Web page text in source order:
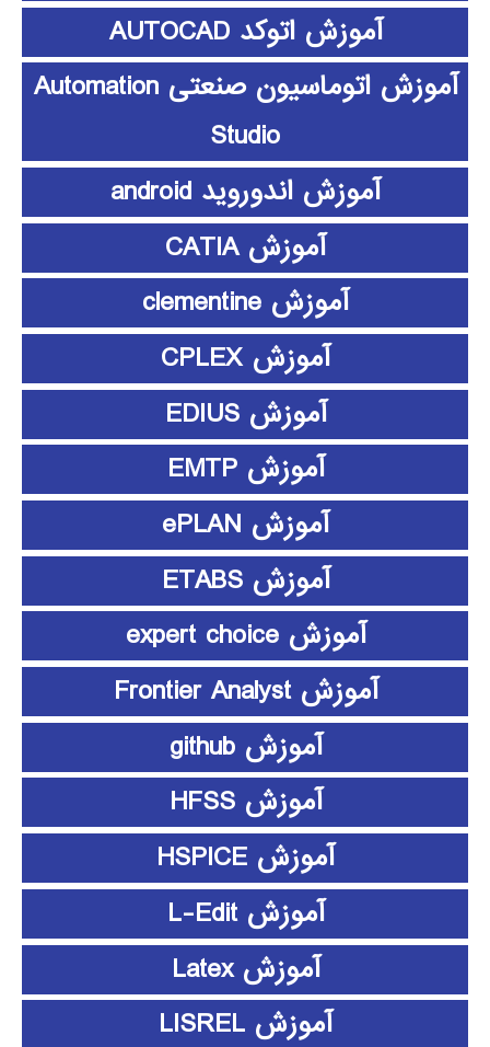
آموزش اتوکد AUTOCAD
آموزش اتوماسیون صنعتی Automation
Studio
آموزش اندوروید android
آموزش CATIA
آموزش clementine
آموزش CPLEX
آموزش EDIUS
آموزش EMTP
آموزش ePLAN
آموزش ETABS
آموزش expert choice
آموزش Frontier Analyst
آموزش github
آموزش HFSS
آموزش HSPICE
آموزش L-Edit
آموزش Latex
آموزش LISREL